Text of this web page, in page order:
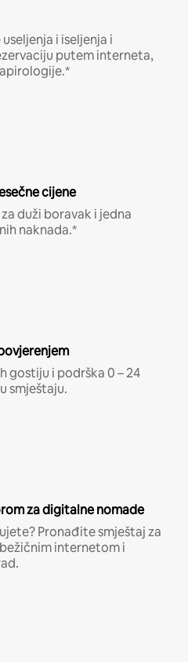
i iseljenja i
putem interneta,
cijene
duži boravak i jedna
naknada.*
gostiju i podrška 0 – 24
smještaju.
za digitalne nomade
Pronađite smještaj za
internetom i